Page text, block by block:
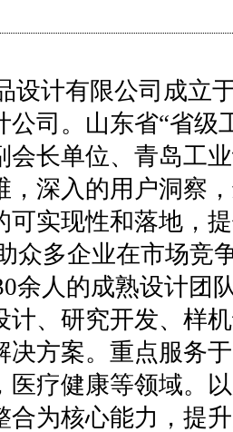
设计有限公司成立
公司。山东省“省级
会长单位、青岛工
，深入的用户洞察
可实现性和落地，
众多企业在市场竞
余人的成熟设计团
计、研究开发、样
决方案。重点服务
医疗健康等领域。
合为核心能力，提